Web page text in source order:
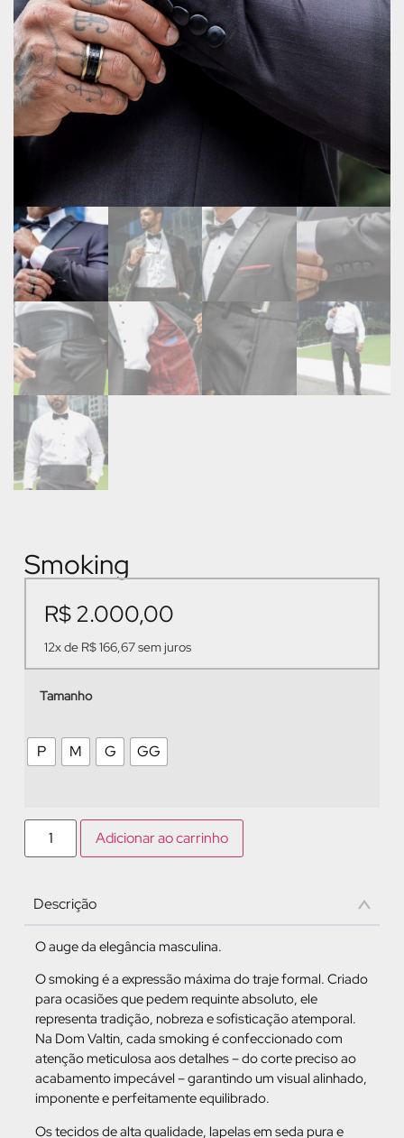
Smoking
R$2.000,00
12x de R$166,67sem juros
Tamanho
P M G GG
Adicionar ao carrinho
Descrição
O auge da elegância masculina.
O smoking é a expressão máxima do traje formal. Criado
para ocasiões que pedem requinte absoluto, ele
representa tradição, nobreza e sofisticação atemporal.
Na Dom Valtin, cada smoking é confeccionado com
atenção meticulosa aos detalhes – do corte preciso ao
acabamento impecável – garantindo um visual alinhado,
imponente e perfeitamente equilibrado.
Os tecidos de alta qualidade, lapelas em seda pura e